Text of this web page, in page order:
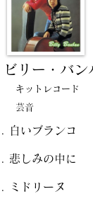
ビリー・バン
キットレコード
芸音
白いブランコ
悲しみの中に
ミドリーヌ